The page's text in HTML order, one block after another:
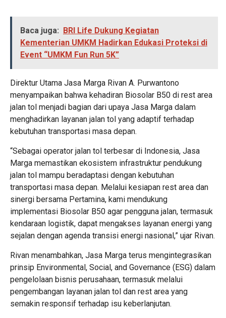
Baca juga: BRI Life Dukung Kegiatan
Kementerian UMKM Hadirkan Edukasi Proteksi di
Event “UMKM Fun Run 5K”
Direktur Utama Jasa Marga Rivan A. Purwantono
menyampaikan bahwa kehadiran Biosolar B50 di rest area
jalan tol menjadi bagian dari upaya Jasa Marga dalam
menghadirkan layanan jalan tol yang adaptif terhadap
kebutuhan transportasi masa depan.
“Sebagai operator jalan tol terbesar di Indonesia, Jasa
Marga memastikan ekosistem infrastruktur pendukung
jalan tol mampu beradaptasi dengan kebutuhan
transportasi masa depan. Melalui kesiapan rest area dan
sinergi bersama Pertamina, kami mendukung
implementasi Biosolar B50 agar pengguna jalan, termasuk
kendaraan logistik, dapat mengakses layanan energi yang
sejalan dengan agenda transisi energi nasional,” ujar Rivan.
Rivan menambahkan, Jasa Marga terus mengintegrasikan
prinsip Environmental, Social, and Governance (ESG) dalam
pengelolaan bisnis perusahaan, termasuk melalui
pengembangan layanan jalan tol dan rest area yang
semakin responsif terhadap isu keberlanjutan.